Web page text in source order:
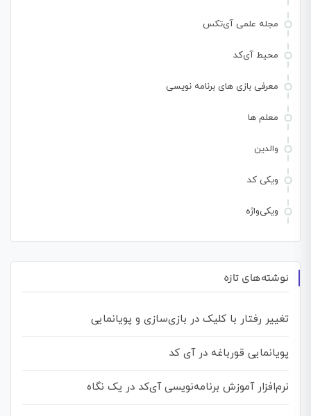
مجله علمی آی‌تکس
محیط آی‌کد
معرفی بازی های برنامه نویسی
معلم ها
والدین
ویکی کد
ویکی‌واژه
نوشته‌های تازه
تغییر رفتار با کلیک در بازی‌سازی و پویانمایی
پویانمایی قورباغه در آی کد
نرم‌افزار آموزش برنامه‌نویسی آی‌کد در یک نگاه